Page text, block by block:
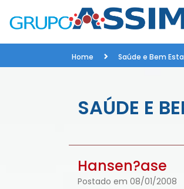
Home Saúde e Bem
SAÚDE E
Hansen?ase
Postado em 08/01/2008